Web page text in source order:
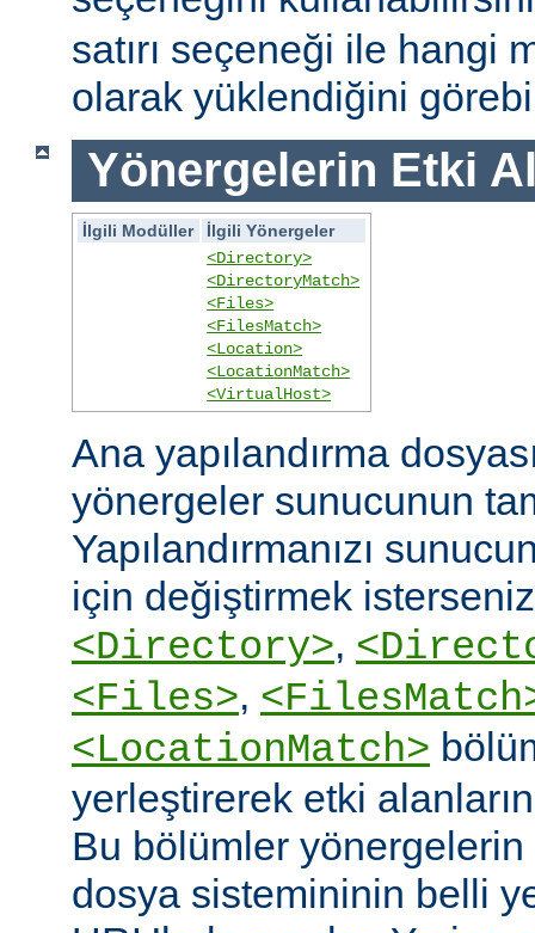
satırı seçeneği ile hangi
olarak yüklendiğini
Yönergelerin Etki
İlgili Modüller
İlgili Yönergeler
<Directory>
<DirectoryMatch>
<Files>
<FilesMatch>
<Location>
<LocationMatch>
<VirtualHost>
Ana yapılandırma
yönergeler sunucunun
Yapılandırmanızı
için değiştirmek
<Directory>,
<Files>,
<LocationMatch>
yerleştirerek etki
Bu bölümler yönergelerin
dosya sistemininin belli